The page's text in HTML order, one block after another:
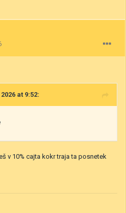
at 9:52:
v 10% cajta kokr traja ta posnetek